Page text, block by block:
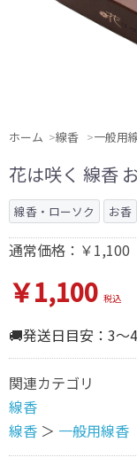
ホーム 線香 一般用
花は咲く 線香
線香・ローソク お香
通常価格：￥1,100
￥1,100 税込
🚚発送日目安：3～
関連カテゴリ
線香
線香 ＞ 一般用線香